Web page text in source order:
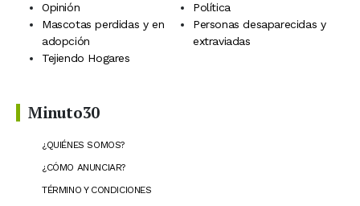
Opinión
Política
Mascotas perdidas y en
adopción
Personas desaparecidas y
extraviadas
Tejiendo Hogares
Minuto30
¿QUIÉNES SOMOS?
¿CÓMO ANUNCIAR?
TÉRMINO Y CONDICIONES